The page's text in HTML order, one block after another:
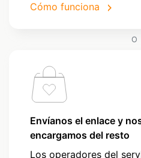
Cómo funciona
O
Envíanos el enlace y
encargamos del resto
Los operadores del